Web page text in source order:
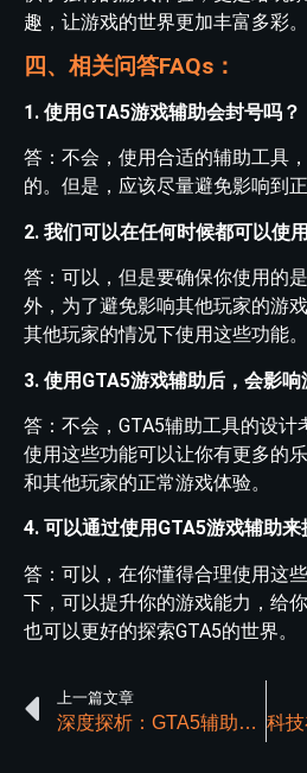
趣，让游戏的世界更加丰富多彩。
四、相关问答FAQs：
1. 使用GTA5游戏辅助会封号吗？
答：不会，使用合适的辅助工具
的。但是，应该尽量避免影响到
2. 我们可以在任何时候都可以使
答：可以，但是要确保你使用的
外，为了避免影响其他玩家的游
其他玩家的情况下使用这些功能。
3. 使用GTA5游戏辅助后，会影响
答：不会，GTA5辅助工具的设计
使用这些功能可以让你有更多的
和其他玩家的正常游戏体验。
4. 可以通过使用GTA5游戏辅助来
答：可以，在你懂得合理使用这些
下，可以提升你的游戏能力，给
也可以更好的探索GTA5的世界。
上一篇文章
深度探析：GTA5辅助适用平台解读与其特性总览